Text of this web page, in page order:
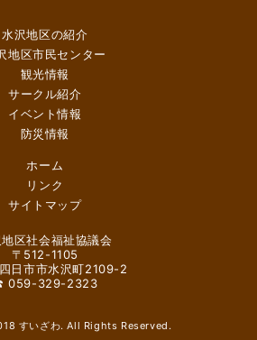
水沢地区の紹介
地区市民センター
観光情報
サークル紹介
イベント情報
防災情報
ホーム
リンク
サイトマップ
区社会福祉協議会
〒512-1105
日市市水沢町2109-2
059-329-2323
すいざわ. All Rights Reserved.